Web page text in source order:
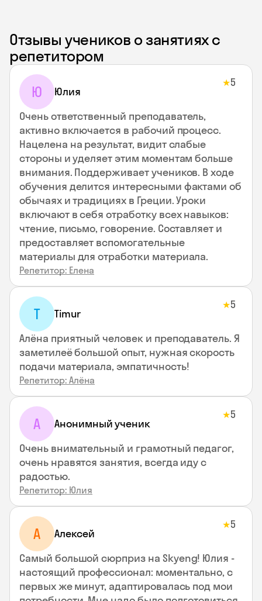
Отзывы учеников о занятиях с
репетитором
Ю Юлия
★5
Очень ответственный преподаватель,
активно включается в рабочий процесс.
Нацелена на результат, видит слабые
стороны и уделяет этим моментам больше
внимания. Поддерживает учеников. В ходе
обучения делится интересными фактами об
обычаях и традициях в Греции. Уроки
включают в себя отработку всех навыков:
чтение, письмо, говорение. Составляет и
предоставляет вспомогательные
материалы для отработки материала.
Репетитор: Елена
T Timur
★5
Алёна приятный человек и преподаватель. Я
заметилеё большой опыт, нужная скорость
подачи материала, эмпатичность!
Репетитор: Алёна
А Анонимный ученик
★5
Очень внимательный и грамотный педагог,
очень нравятся занятия, всегда иду с
радостью.
Репетитор: Юлия
А Алексей
★5
Самый большой сюрприз на Skyeng! Юлия -
настоящий профессионал: моментально, с
первых же минут, адаптировалась под мои